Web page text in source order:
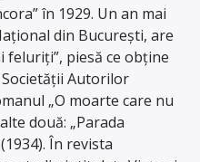
în 1929. Un an mai
din București, are
feluriți”, piesă ce obține
Societății Autorilor
„O moarte care nu
două: „Parada
În revista